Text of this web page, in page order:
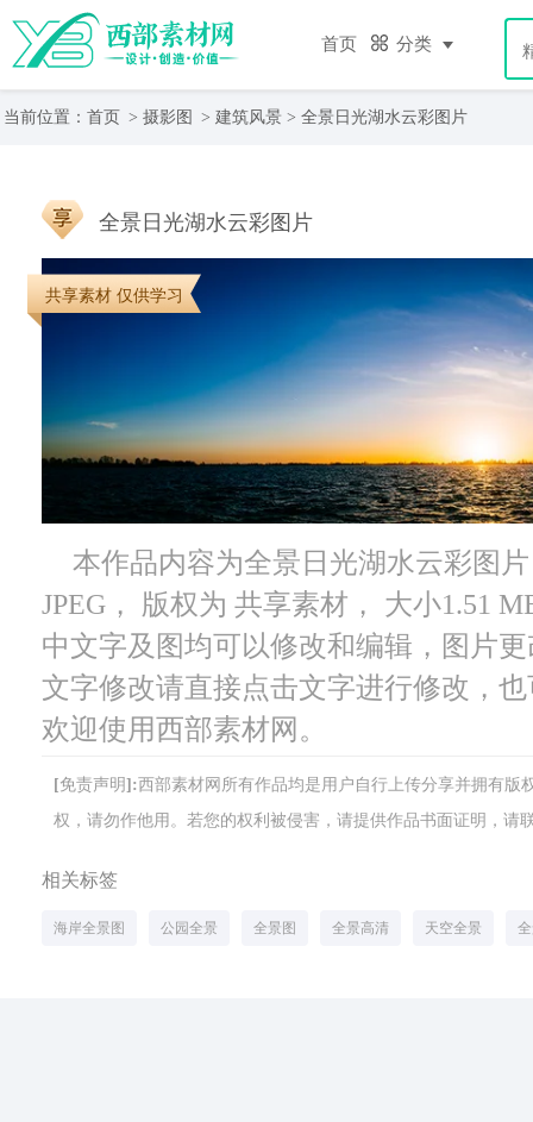
首页 分类
当前位置： 首页 > 摄影图 > 建筑风景 > 全景日光湖水云彩图片
全景日光湖水云彩图片
共享素材 仅供学习
本作品内容为全景日光湖水云彩图
JPEG， 版权为 共享素材， 大小1.51
中文字及图均可以修改和编辑，图片
文字修改请直接点击文字进行修改，
欢迎使用西部素材网。
[免责声明]:西部素材网所有作品均是用户自行上传分享并拥有
权，请勿作他用。若您的权利被侵害，请提供作品书面证明，请
相关标签
海岸全景图 公园全景 全景图 全景高清 天空全景